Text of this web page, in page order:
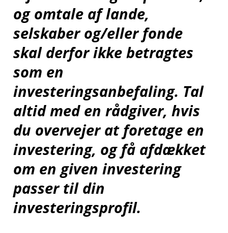
og omtale af lande,
selskaber og/eller fonde
skal derfor ikke betragtes
som en
investeringsanbefaling. Tal
altid med en rådgiver, hvis
du overvejer at foretage en
investering, og få afdækket
om en given investering
passer til din
investeringsprofil.